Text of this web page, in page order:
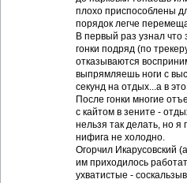
плохо приспособлены
порядок легче
В первый раз узнал что
гонки подряд (по
отказываются
выпрямляешь ноги с
секунд на отдых...а в
После гонки многие
с кайтом в зените -
нельзя так делать, но
нифига не холодно.
Огорчил Икарусовский
им приходилось
ухватистые -